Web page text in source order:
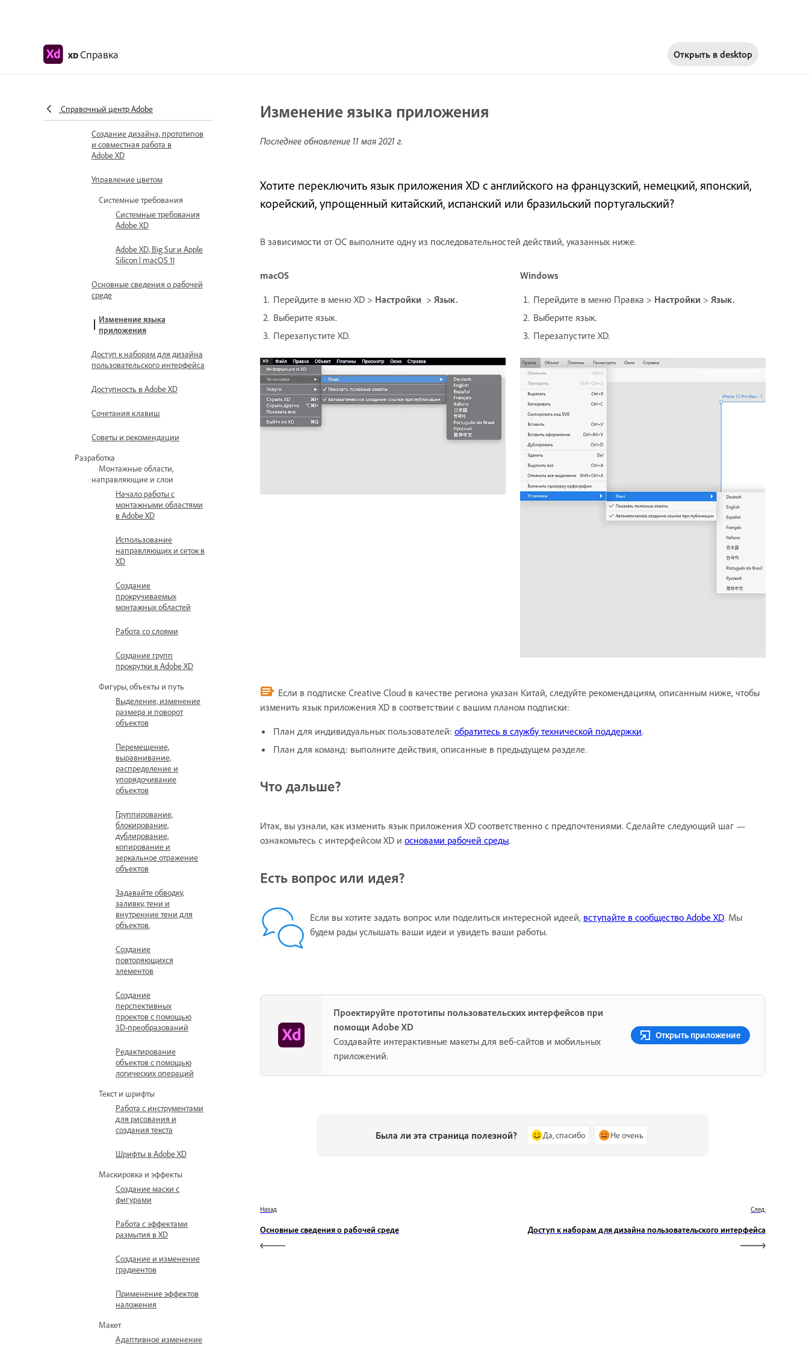
XDСправка Открыть в desktop
Справочный центр Adobe
Справка по Adobe XD
Общие вопросы
Создание дизайна, прототипов
и совместная работа в
Adobe XD
Управление цветом
Системные требования
Системные требования
Adobe XD
Adobe XD, Big Sur и Apple
Silicon | macOS 11
Основные сведения о рабочей
среде
Изменение языка
приложения
Доступ к наборам для дизайна
пользовательского интерфейса
Доступность в Adobe XD
Сочетания клавиш
Советы и рекомендации
Разработка
Монтажные области,
направляющие и слои
Начало работы с
монтажными областями
в Adobe XD
Использование
направляющих и сеток в
XD
Создание
прокручиваемых
монтажных областей
Работа со слоями
Создание групп
прокрутки в Adobe XD
Фигуры, объекты и путь
Выделение, изменение
размера и поворот
объектов
Перемещение,
выравнивание,
распределение и
упорядочивание
объектов
Группирование,
блокирование,
дублирование,
копирование и
зеркальное отражение
объектов
Задавайте обводку,
заливку, тени и
внутренние тени для
объектов.
Создание
повторяющихся
элементов
Создание
перспективных
проектов с помощью
3D-преобразований
Редактирование
объектов с помощью
логических операций
Текст и шрифты
Работа с инструментами
для рисования и
создания текста
Шрифты в Adobe XD
Маскировка и эффекты
Создание маски с
фигурами
Работа с эффектами
размытия в XD
Создание и изменение
градиентов
Применение эффектов
наложения
Макет
Адаптивное изменение
Изменение языка приложения
Последнее обновление 11 мая 2021 г.
Хотите переключить язык приложения XD с английского на французский, немецкий, японский,
корейский, упрощенный китайский, испанский или бразильский португальский?
В зависимости от ОС выполните одну из последовательностей действий, указанных ниже.
macOS
Перейдите в меню XD > Настройки > Язык.
Выберите язык.
Перезапустите XD.
Windows
Перейдите в меню Правка > Настройки > Язык.
Выберите язык.
Перезапустите XD.
Если в подписке Creative Cloud в качестве региона указан Китай, следуйте рекомендациям, описанным ниже, чтобы
изменить язык приложения XD в соответствии с вашим планом подписки:
План для индивидуальных пользователей: обратитесь в службу технической поддержки.
План для команд: выполните действия, описанные в предыдущем разделе.
Что дальше?
Итак, вы узнали, как изменить язык приложения XD соответственно с предпочтениями. Сделайте следующий шаг —
ознакомьтесь с интерфейсом XD и основами рабочей среды.
Есть вопрос или идея?
Если вы хотите задать вопрос или поделиться интересной идеей, вступайте в сообщество Adobe XD. Мы
будем рады услышать ваши идеи и увидеть ваши работы.
Проектируйте прототипы пользовательских интерфейсов при
помощи Adobe XD
Создавайте интерактивные макеты для веб-сайтов и мобильных
приложений.
Открыть приложение
Была ли эта страница полезной? Да, спасибо Не очень
Назад
Основные сведения о рабочей среде
След.
Доступ к наборам для дизайна пользовательского интерфейса